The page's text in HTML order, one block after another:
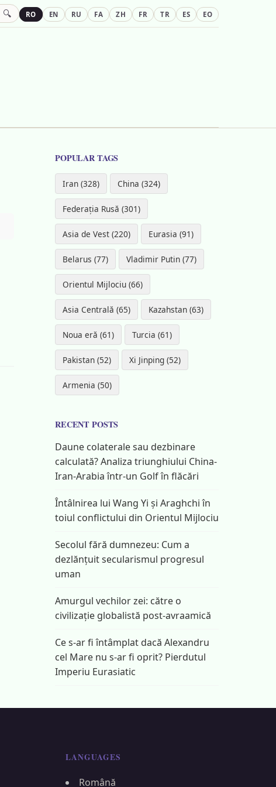
🔍 RO EN RU FA ZH FR TR ES EO
POPULAR TAGS
Iran (328) China (324)
Federația Rusă (301)
Asia de Vest (220) Eurasia (91)
Belarus (77) Vladimir Putin (77)
Orientul Mijlociu (66)
Asia Centrală (65) Kazahstan (63)
Noua eră (61) Turcia (61)
Pakistan (52) Xi Jinping (52)
Armenia (50)
RECENT POSTS
Daune colaterale sau dezbinare
calculată? Analiza triunghiului China-
Iran-Arabia într-un Golf în flăcări
Întâlnirea lui Wang Yi și Araghchi în
toiul conflictului din Orientul Mijlociu
Secolul fără dumnezeu: Cum a
dezlănțuit secularismul progresul
uman
Amurgul vechilor zei: către o
civilizație globalistă post-avraamică
Ce s-ar fi întâmplat dacă Alexandru
cel Mare nu s-ar fi oprit? Pierdutul
Imperiu Eurasiatic
LANGUAGES
Română